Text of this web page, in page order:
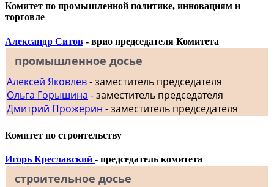
Комитет по промышленной политике, инновациям и
торговле
Александр Ситов - врио председателя Комитета
промышленное досье
Алексей Яковлев- заместитель председателя
Ольга Горышина - заместитель председателя
Дмитрий Прожерин - заместитель председателя
Комитет по строительству
Игорь Креславский - председатель комитета
строительное досье